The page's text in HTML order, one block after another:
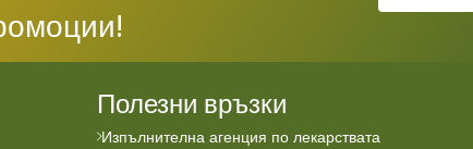
Полезни връзки
Изпълнителна агенция по лекарствата